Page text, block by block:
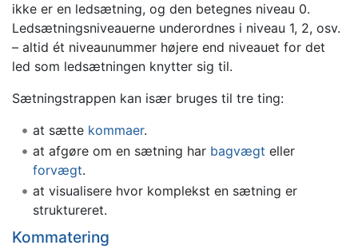
ikke er en ledsætning, og den betegnes niveau 0.
Ledsætningsniveauerne underordnes i niveau 1, 2, osv.
– altid ét niveaunummer højere end niveauet for det
led som ledsætningen knytter sig til.
Sætningstrappen kan især bruges til tre ting:
at sætte kommaer.
at afgøre om en sætning har bagvægt eller
forvægt.
at visualisere hvor komplekst en sætning er
struktureret.
Kommatering